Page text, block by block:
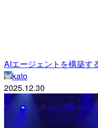
AIエージェントを構築す
kato
2025.12.30